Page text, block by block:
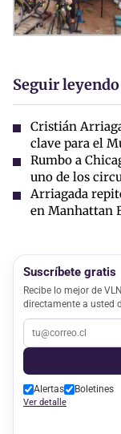
Seguir leyendo
Cristián
clave para el
Rumbo a
uno de los
Arriagada
en Manhattan
Suscríbete gratis
Recibe lo mejor de
directamente a usted
Alertas Boletines
Ver detalle